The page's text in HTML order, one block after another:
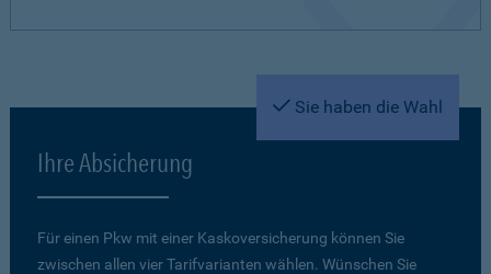
Sie haben die Wahl
Ihre Absicherung
Für einen Pkw mit einer Kaskoversicherung können Sie
zwischen allen vier Tarifvarianten wählen. Wünschen Sie